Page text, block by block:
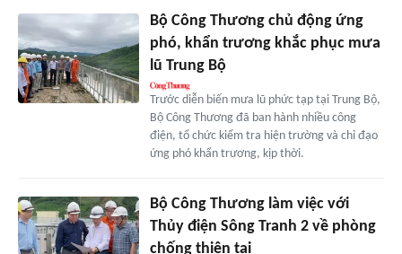
Bộ Công Thương chủ động ứng
phó, khẩn trương khắc phục mưa
lũ Trung Bộ
Trước diễn biến mưa lũ phức tạp tại Trung Bộ,
Bộ Công Thương đã ban hành nhiều công
điện, tổ chức kiểm tra hiện trường và chỉ đạo
ứng phó khẩn trương, kịp thời.
Bộ Công Thương làm việc với
Thủy điện Sông Tranh 2 về phòng
chống thiên tai